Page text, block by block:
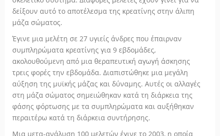
δείξουν αυτό το αποτέλεσμα της κρεατίνης στην άλιπη
μάζα σώματος.
Έγινε μια μελέτη σε 27 υγιείς άνδρες που έπαιρναν
συμπληρώματα κρεατίνης για 9 εβδομάδες,
ακολουθούμενη από μια θεραπευτική αγωγή άσκησης
τρεις φορές την εβδομάδα. Διαπιστώθηκε μια μεγάλη
αύξηση της μυϊκής μάζας και δύναμης. Αυτές οι αλλαγές
στη μάζα σώματος σημειώθηκαν κατά τη διάρκεια της
φάσης φόρτωσης με τα συμπληρώματα και αυξήθηκαν
περαιτέρω κατά τη διάρκεια συντήρησης.
Μια μετα-ανάλυση 100 μελετών έγινε το 2003, η οποία